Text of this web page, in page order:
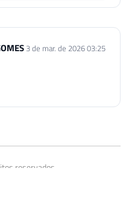
3 de mar. de 2026 03:25
reservados.